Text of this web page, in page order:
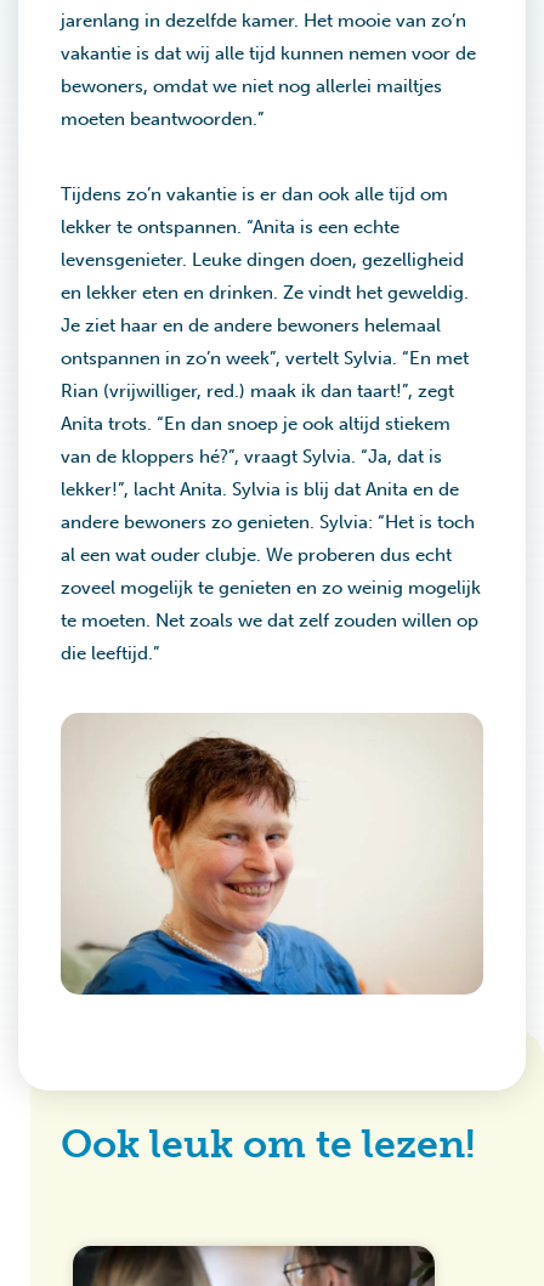
jarenlang in dezelfde kamer. Het mooie van zo’n
vakantie is dat wij alle tijd kunnen nemen voor de
bewoners, omdat we niet nog allerlei mailtjes
moeten beantwoorden.”
Tijdens zo’n vakantie is er dan ook alle tijd om
lekker te ontspannen. “Anita is een echte
levensgenieter. Leuke dingen doen, gezelligheid
en lekker eten en drinken. Ze vindt het geweldig.
Je ziet haar en de andere bewoners helemaal
ontspannen in zo’n week”, vertelt Sylvia. “En met
Rian (vrijwilliger, red.) maak ik dan taart!”, zegt
Anita trots. “En dan snoep je ook altijd stiekem
van de kloppers hé?”, vraagt Sylvia. “Ja, dat is
lekker!”, lacht Anita. Sylvia is blij dat Anita en de
andere bewoners zo genieten. Sylvia: “Het is toch
al een wat ouder clubje. We proberen dus echt
zoveel mogelijk te genieten en zo weinig mogelijk
te moeten. Net zoals we dat zelf zouden willen op
die leeftijd.”
Ook leuk om te lezen!